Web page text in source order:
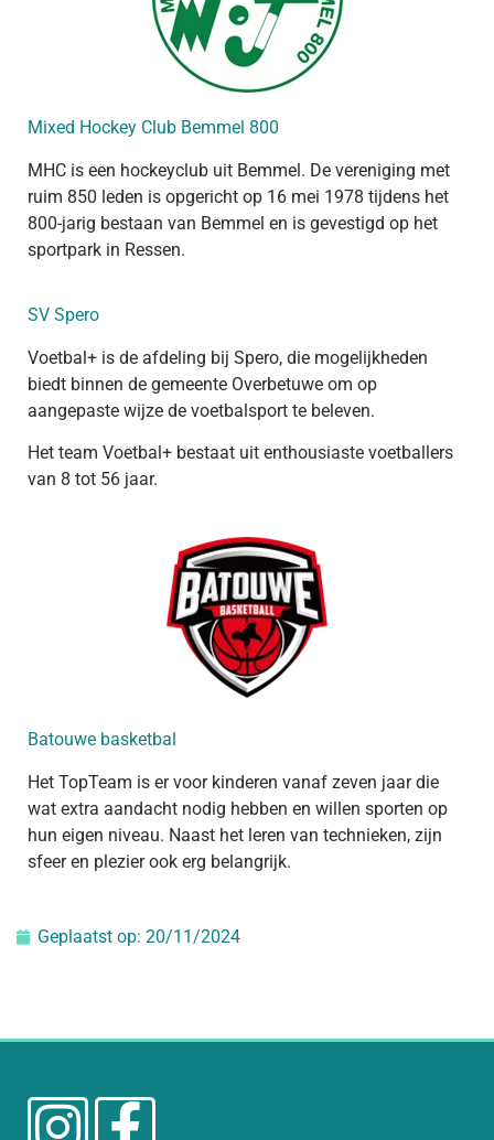
Mixed Hockey Club Bemmel 800
MHC is een hockeyclub uit Bemmel. De vereniging met
ruim 850 leden is opgericht op 16 mei 1978 tijdens het
800-jarig bestaan van Bemmel en is gevestigd op het
sportpark in Ressen.
SV Spero
Voetbal+ is de afdeling bij Spero, die mogelijkheden
biedt binnen de gemeente Overbetuwe om op
aangepaste wijze de voetbalsport te beleven.
Het team Voetbal+ bestaat uit enthousiaste voetballers
van 8 tot 56 jaar.
Batouwe basketbal
Het TopTeam is er voor kinderen vanaf zeven jaar die
wat extra aandacht nodig hebben en willen sporten op
hun eigen niveau. Naast het leren van technieken, zijn
sfeer en plezier ook erg belangrijk.
Geplaatst op: 20/11/2024